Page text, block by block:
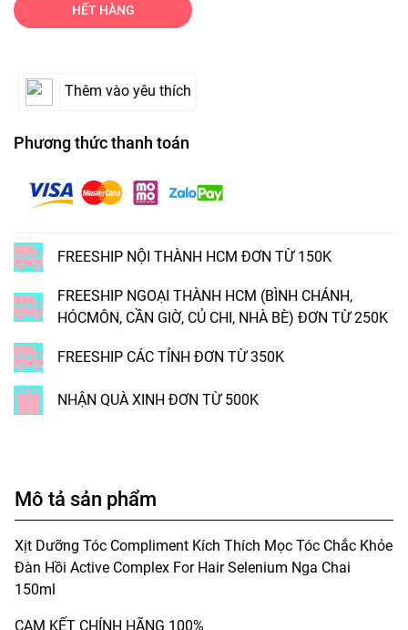
HẾT HÀNG
Thêm vào yêu thích
Phương thức thanh toán
FREESHIP NỘI THÀNH HCM ĐƠN TỪ 150K
FREESHIP NGOẠI THÀNH HCM (BÌNH CHÁNH,
HÓCMÔN, CẦN GIỜ, CỦ CHI, NHÀ BÈ) ĐƠN TỪ 250K
FREESHIP CÁC TỈNH ĐƠN TỪ 350K
NHẬN QUÀ XINH ĐƠN TỪ 500K
Mô tả sản phẩm
Xịt Dưỡng Tóc Compliment Kích Thích Mọc Tóc Chắc Khỏe
Đàn Hồi Active Complex For Hair Selenium Nga Chai
150ml
CAM KẾT CHÍNH HÃNG 100%